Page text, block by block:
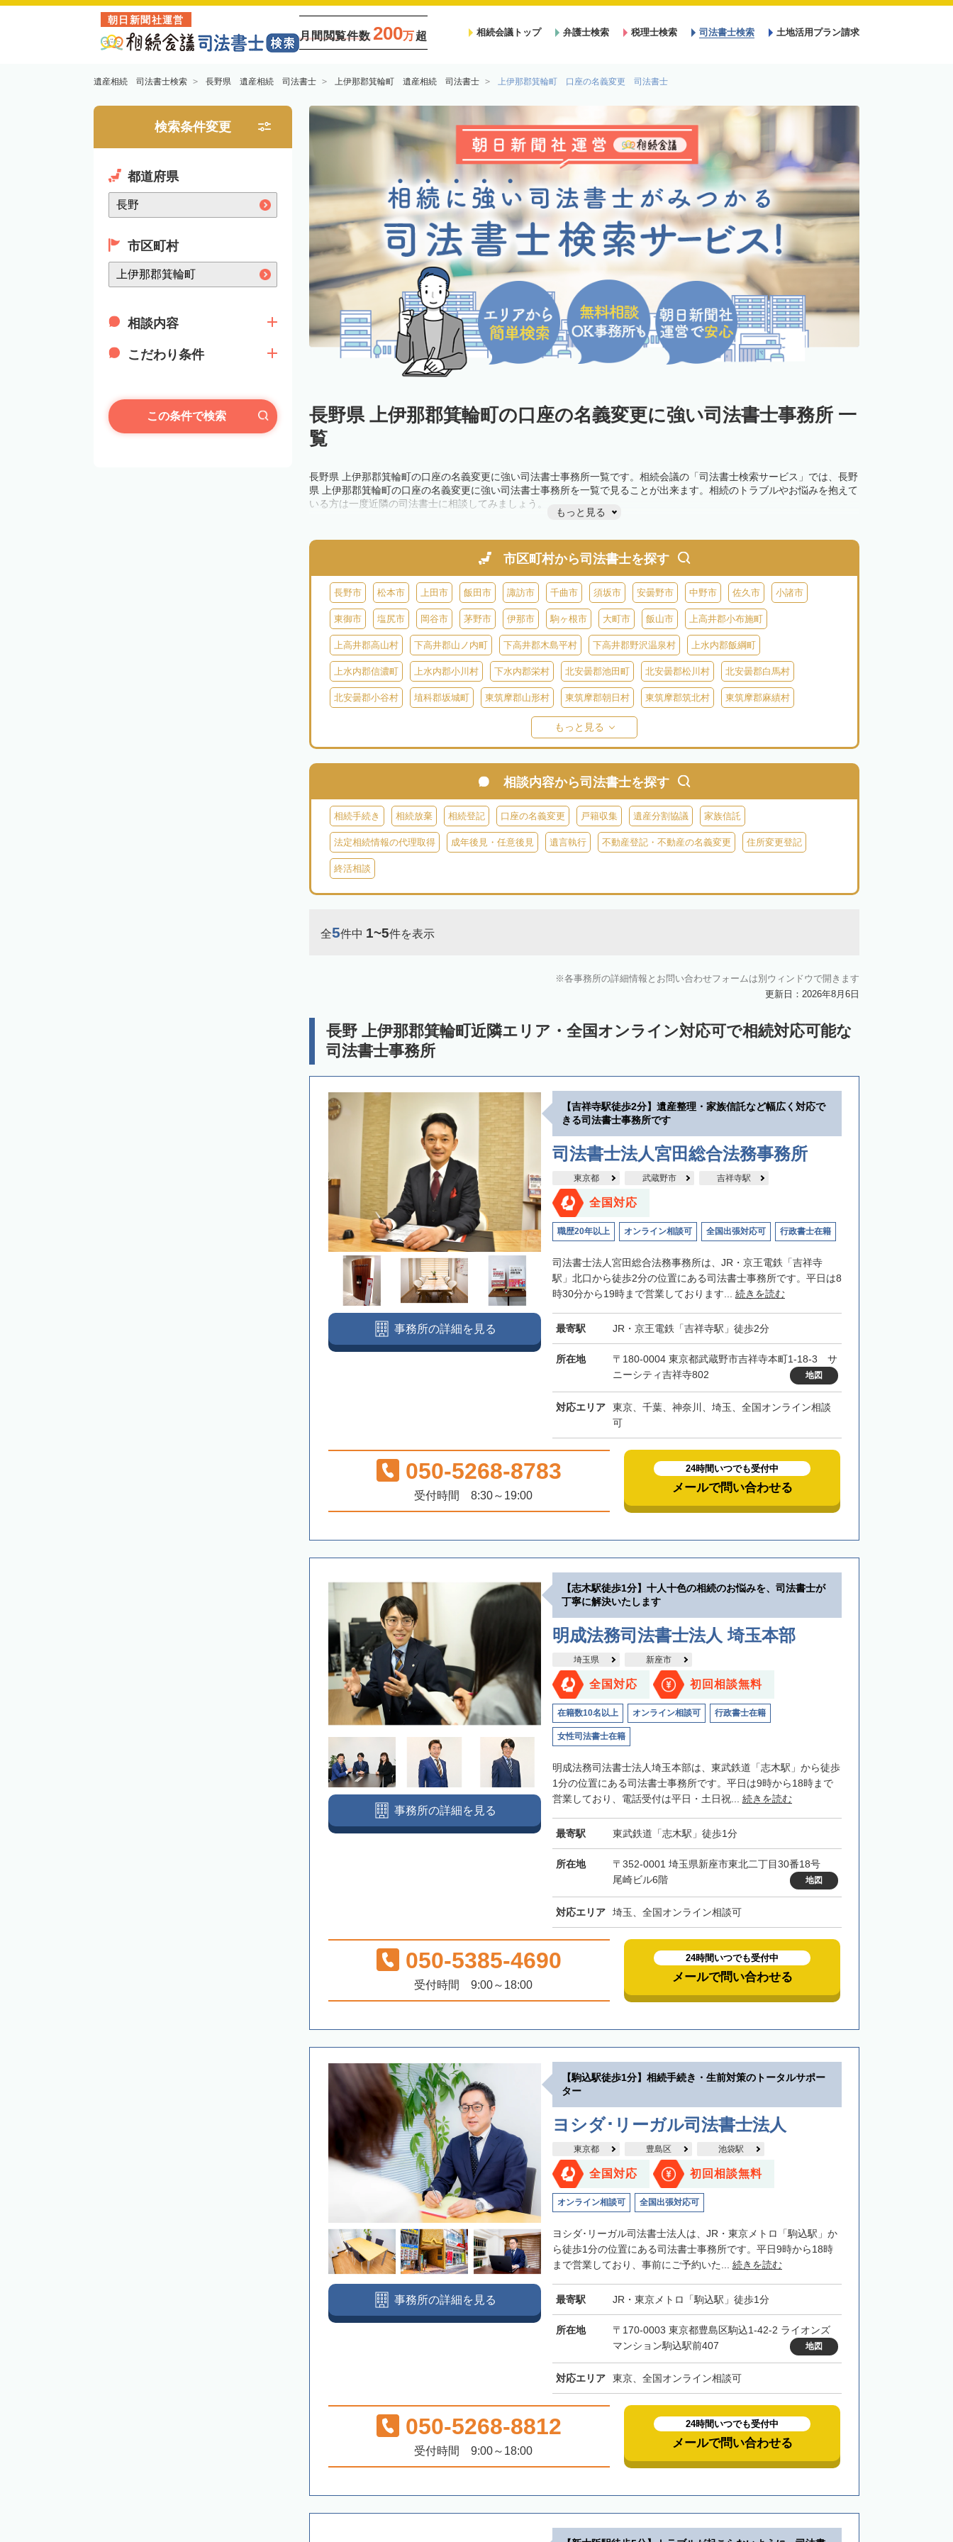
朝日新聞社運営
月間閲覧件数 200万超 相続会議トップ 弁護士検索 税理士検索 司法書士検索 土地活用プラン請求
遺産相続 司法書士検索 長野県 遺産相続 司法書士 上伊那郡箕輪町 遺産相続 司法書士 上伊那郡箕輪町 口座の名義変更 司法書士
検索条件変更
都道府県
市区町村
相談内容
こだわり条件
この条件で検索
長野県 上伊那郡箕輪町の口座の名義変更に強い司法書士事務所 一
覧
長野県 上伊那郡箕輪町の口座の名義変更に強い司法書士事務所一覧です。相続会議の「司法書士検索サービス」では、長野
県 上伊那郡箕輪町の口座の名義変更に強い司法書士事務所を一覧で見ることが出来ます。相続のトラブルやお悩みを抱えて
いる方は一度近隣の司法書士に相談してみましょう。
もっと見る
市区町村から司法書士を探す
長野市 松本市 上田市 飯田市 諏訪市 千曲市 須坂市 安曇野市 中野市 佐久市 小諸市
東御市 塩尻市 岡谷市 茅野市 伊那市 駒ヶ根市 大町市 飯山市 上高井郡小布施町
上高井郡高山村 下高井郡山ノ内町 下高井郡木島平村 下高井郡野沢温泉村 上水内郡飯綱町
上水内郡信濃町 上水内郡小川村 下水内郡栄村 北安曇郡池田町 北安曇郡松川村 北安曇郡白馬村
北安曇郡小谷村 埴科郡坂城町 東筑摩郡山形村 東筑摩郡朝日村 東筑摩郡筑北村 東筑摩郡麻績村
北佐久郡軽井沢町
南佐久郡佐久穂町 南佐久郡川上村 南佐久郡小海町 南佐久郡南牧村 南佐久郡南相木村 南佐久郡北相木村
諏訪郡原村 木曽郡木曽町 木曽郡上松町
木曽郡大桑村 木曽郡木祖村 木曽郡王滝村 上伊那郡箕輪町 上伊那郡辰野町 上伊那郡宮田村
上伊那郡南箕輪村 上伊那郡飯島町 上伊那郡中川村 下伊那郡高森町 下伊那郡松川町 下伊那郡豊丘村
下伊那郡阿智村 下伊那郡喬木村 下伊那郡阿南町 下伊那郡下條村 下伊那郡泰阜村 下伊那郡天龍村
下伊那郡大鹿村
もっと見る
相談内容から司法書士を探す
相続手続き 相続放棄 相続登記 口座の名義変更 戸籍収集 遺産分割協議 家族信託
法定相続情報の代理取得 成年後見・任意後見 遺言執行 不動産登記・不動産の名義変更 住所変更登記
終活相談
全5件中 1~5件を表示
各事務所の詳細情報とお問い合わせフォームは別ウィンドウで開きます
更新日：2026年8月6日
長野 上伊那郡箕輪町近隣エリア・全国オンライン対応可で相続対応可能な
司法書士事務所
【吉祥寺駅徒歩2分】遺産整理・家族信託など幅広く対応で
きる司法書士事務所です
司法書士法人宮田総合法務事務所
東京都 武蔵野市 吉祥寺駅
全国対応
職歴20年以上 オンライン相談可 全国出張対応可 行政書士在籍
司法書士法人宮田総合法務事務所は、JR・京王電鉄「吉祥寺
駅」北口から徒歩2分の位置にある司法書士事務所です。平日は8
時30分から19時まで営業しております... 続きを読む
最寄駅 JR・京王電鉄「吉祥寺駅」徒歩2分
所在地
〒180-0004 東京都武蔵野市吉祥寺本町1-18-3 サ
ニーシティ吉祥寺802
地図
対応エリア
東京、千葉、神奈川、埼玉、全国オンライン相談
可
事務所の詳細を見る
050-5268-8783
受付時間 8:30～19:00
24時間いつでも受付中
メールで問い合わせる
【志木駅徒歩1分】十人十色の相続のお悩みを、司法書士が
丁寧に解決いたします
明成法務司法書士法人 埼玉本部
埼玉県 新座市
全国対応 初回相談無料
在籍数10名以上 オンライン相談可 行政書士在籍
女性司法書士在籍
明成法務司法書士法人埼玉本部は、東武鉄道「志木駅」から徒歩
1分の位置にある司法書士事務所です。平日は9時から18時まで
営業しており、電話受付は平日・土日祝... 続きを読む
最寄駅 東武鉄道「志木駅」徒歩1分
所在地
〒352-0001 埼玉県新座市東北二丁目30番18号
尾崎ビル6階
地図
対応エリア 埼玉、全国オンライン相談可
事務所の詳細を見る
050-5385-4690
受付時間 9:00～18:00
24時間いつでも受付中
メールで問い合わせる
【駒込駅徒歩1分】相続手続き・生前対策のトータルサポー
ター
ヨシダ･リーガル司法書士法人
東京都 豊島区 池袋駅
全国対応 初回相談無料
オンライン相談可 全国出張対応可
ヨシダ･リーガル司法書士法人は、JR・東京メトロ「駒込駅」か
ら徒歩1分の位置にある司法書士事務所です。平日9時から18時
まで営業しており、事前にご予約いた... 続きを読む
最寄駅 JR・東京メトロ「駒込駅」徒歩1分
所在地
〒170-0003 東京都豊島区駒込1-42-2 ライオンズ
マンション駒込駅前407
地図
対応エリア 東京、全国オンライン相談可
事務所の詳細を見る
050-5268-8812
受付時間 9:00～18:00
24時間いつでも受付中
メールで問い合わせる